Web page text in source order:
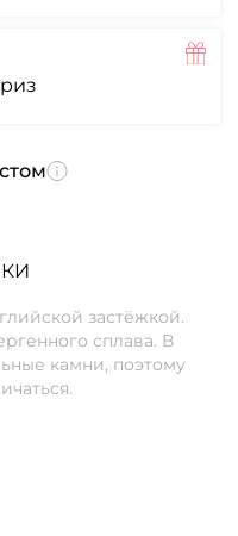
застёжкой.
сплава. В
камни, поэтому